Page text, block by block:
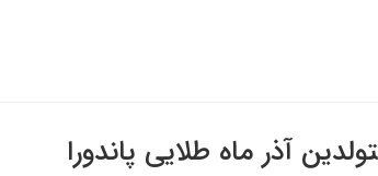
آذر ماه طلایی پاندورا